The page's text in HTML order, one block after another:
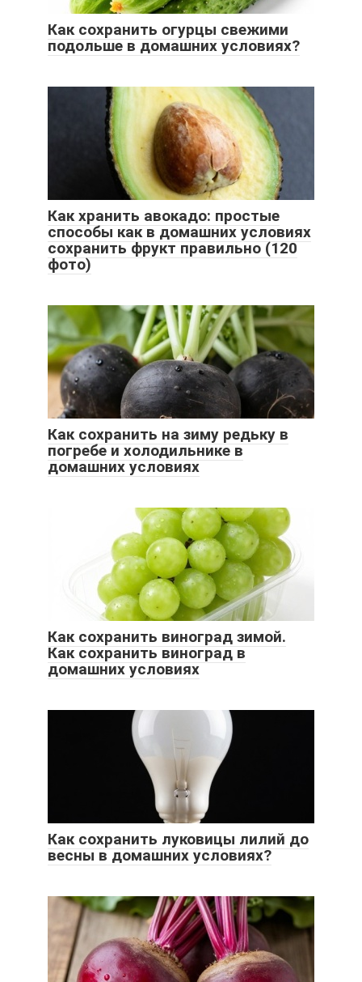
Как сохранить огурцы свежими
подольше в домашних условиях?
Как хранить авокадо: простые
способы как в домашних условиях
сохранить фрукт правильно (120
фото)
Как сохранить на зиму редьку в
погребе и холодильнике в
домашних условиях
Как сохранить виноград зимой.
Как сохранить виноград в
домашних условиях
Как сохранить луковицы лилий до
весны в домашних условиях?